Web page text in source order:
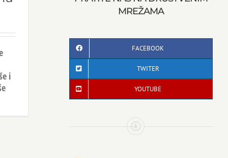
i
MREŽAMA
FACEBOOK
TWITER
YOUTUBE